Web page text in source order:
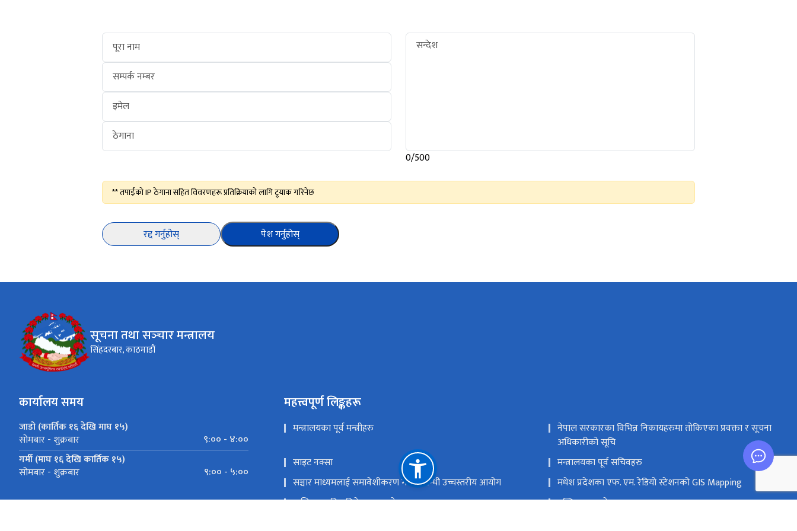
पूरा नाम
सम्पर्क नम्बर
इमेल
ठेगाना
सन्देश
0/500
** तपाईंको IP ठेगाना सहित विवरणहरू प्रतिक्रियाको लागि ट्र्याक गरिनेछ
रद्द गर्नुहोस् पेश गर्नुहोस्
सूचना तथा सञ्‍चार मन्त्रालय
सिंहदरबार, काठमाडौं
कार्यालय समय
जाडो (कार्तिक १६ देखि माघ १५)
सोमबार - शुक्रबार
९:०० - ४:००
गर्मी (माघ १६ देखि कार्तिक १५)
सोमबार - शुक्रबार ९:०० - ५:००
महत्त्वपूर्ण लिङ्कहरू
मन्त्रालयका पूर्व मन्त्रीहरु
नेपाल सरकारका विभिन्न निकायहरुमा तोकिएका प्रवक्ता र सूचना
अधिकारीको सूचि
साइट नक्सा
मन्त्रालयका पूर्व सचिवहरु
सञ्चार माध्यमलाई समावेशीकरण गर्ने सम्बन्धी उच्चस्तरीय आयोग
मधेश प्रदेशका एफ. एम. रेडियो स्टेशनको GIS Mapping
मासिक प्रगति प्रतिवेदन पठाउने फरम्याटहरु
मस्तिष्क लाभ केन्द्र